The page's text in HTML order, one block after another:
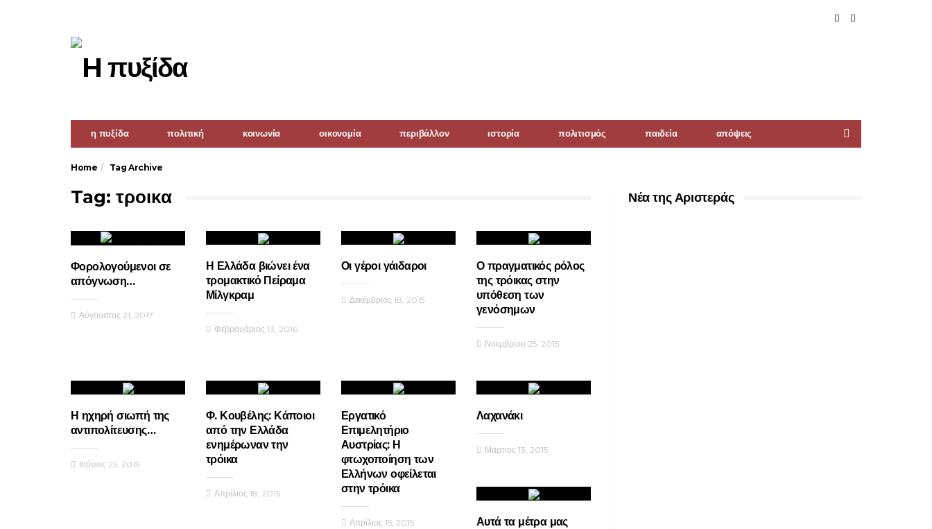
η πυξίδα πολιτική κοινωνία οικονομία περιβάλλον ιστορία πολιτισμός παιδεία απόψεις
Home Tag Archive
Tag: τροικα
Φορολογούμενοι σε
απόγνωση…
Αύγουστος 21, 2017
Η Ελλάδα βιώνει ένα
τρομακτικό Πείραμα
Μίλγκραμ
Φεβρουάριος 13, 2016
Οι γέροι γάιδαροι
Δεκέμβριος 18, 2015
Ο πραγματικός ρόλος
της τρόικας στην
υπόθεση των
γενόσημων
Νοεμβρίου 25, 2015
Η ηχηρή σιωπή της
αντιπολίτευσης…
Ιούνιος 25, 2015
Φ. Κουβέλης: Κάποιοι
από την Ελλάδα
ενημέρωναν την
τρόικα
Απρίλιος 18, 2015
Εργατικό
Επιμελητήριο
Αυστρίας: Η
φτωχοποίηση των
Ελλήνων οφείλεται
στην τρόικα
Απρίλιος 15, 2015
Λαχανάκι
Μάρτιος 13, 2015
Αυτά τα μέτρα μας
Νέα της Αριστεράς